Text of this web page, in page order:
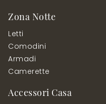
Zona Notte
Letti
Comodini
Armadi
Camerette
Accessori Casa